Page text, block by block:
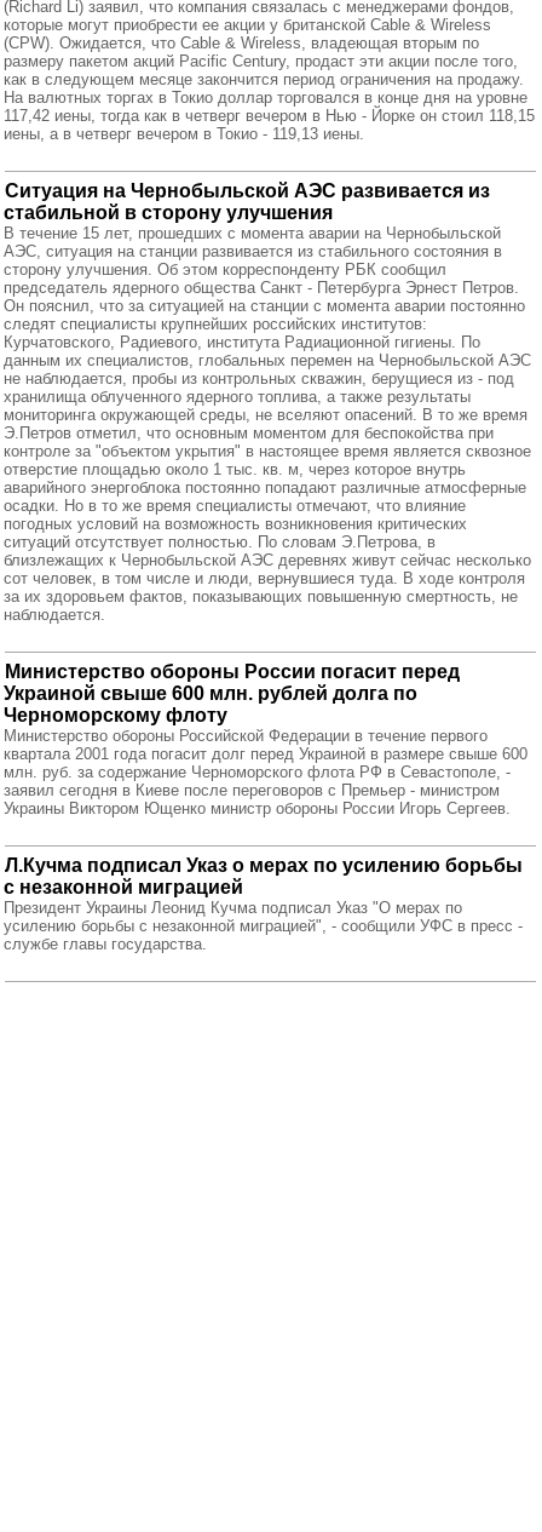
(Richard Li) заявил, что компания связалась с менеджерами фондов,
которые могут приобрести ее акции у британской Cable & Wireless
(CPW). Ожидается, что Cable & Wireless, владеющая вторым по
размеру пакетом акций Pacific Century, продаст эти акции после того,
как в следующем месяце закончится период ограничения на продажу.
На валютных торгах в Токио доллар торговался в конце дня на уровне
117,42 иены, тогда как в четверг вечером в Нью - Йорке он стоил 118,15
иены, а в четверг вечером в Токио - 119,13 иены.
Ситуация на Чернобыльской АЭС развивается из
стабильной в сторону улучшения
В течение 15 лет, прошедших с момента аварии на Чернобыльской
АЭС, ситуация на станции развивается из стабильного состояния в
сторону улучшения. Об этом корреспонденту РБК сообщил
председатель ядерного общества Санкт - Петербурга Эрнест Петров.
Он пояснил, что за ситуацией на станции с момента аварии постоянно
следят специалисты крупнейших российских институтов:
Курчатовского, Радиевого, института Радиационной гигиены. По
данным их специалистов, глобальных перемен на Чернобыльской АЭС
не наблюдается, пробы из контрольных скважин, берущиеся из - под
хранилища облученного ядерного топлива, а также результаты
мониторинга окружающей среды, не вселяют опасений. В то же время
Э.Петров отметил, что основным моментом для беспокойства при
контроле за "объектом укрытия" в настоящее время является сквозное
отверстие площадью около 1 тыс. кв. м, через которое внутрь
аварийного энергоблока постоянно попадают различные атмосферные
осадки. Но в то же время специалисты отмечают, что влияние
погодных условий на возможность возникновения критических
ситуаций отсутствует полностью. По словам Э.Петрова, в
близлежащих к Чернобыльской АЭС деревнях живут сейчас несколько
сот человек, в том числе и люди, вернувшиеся туда. В ходе контроля
за их здоровьем фактов, показывающих повышенную смертность, не
наблюдается.
Министерство обороны России погасит перед
Украиной свыше 600 млн. рублей долга по
Черноморскому флоту
Министерство обороны Российской Федерации в течение первого
квартала 2001 года погасит долг перед Украиной в размере свыше 600
млн. руб. за содержание Черноморского флота РФ в Севастополе, -
заявил сегодня в Киеве после переговоров с Премьер - министром
Украины Виктором Ющенко министр обороны России Игорь Сергеев.
Л.Кучма подписал Указ о мерах по усилению борьбы
с незаконной миграцией
Президент Украины Леонид Кучма подписал Указ "О мерах по
усилению борьбы с незаконной миграцией", - сообщили УФС в пресс -
службе главы государства.